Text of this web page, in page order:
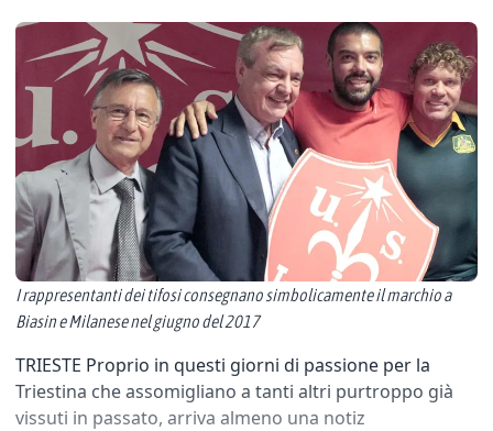
I rappresentanti dei tifosi consegnano simbolicamente il marchio a
Biasin e Milanese nel giugno del 2017
TRIESTE Proprio in questi giorni di passione per la
Triestina che assomigliano a tanti altri purtroppo già
vissuti in passato, arriva almeno una notiz